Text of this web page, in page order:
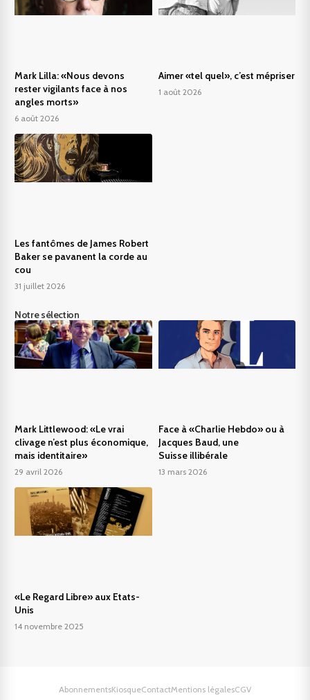
Mark Lilla: «Nous devons
rester vigilants face à nos
angles morts»
6 août 2026
Aimer «tel quel», c’est mépriser
1 août 2026
Les fantômes de James Robert
Baker se pavanent la corde au
cou
31 juillet 2026
Notre sélection
Mark Littlewood: «Le vrai
clivage n’est plus économique,
mais identitaire»
29 avril 2026
Face à «Charlie Hebdo» ou à
Jacques Baud, une
Suisse illibérale
13 mars 2026
«Le Regard Libre» aux Etats-
Unis
14 novembre 2025
AbonnementsKiosqueContactMentions légalesCGV